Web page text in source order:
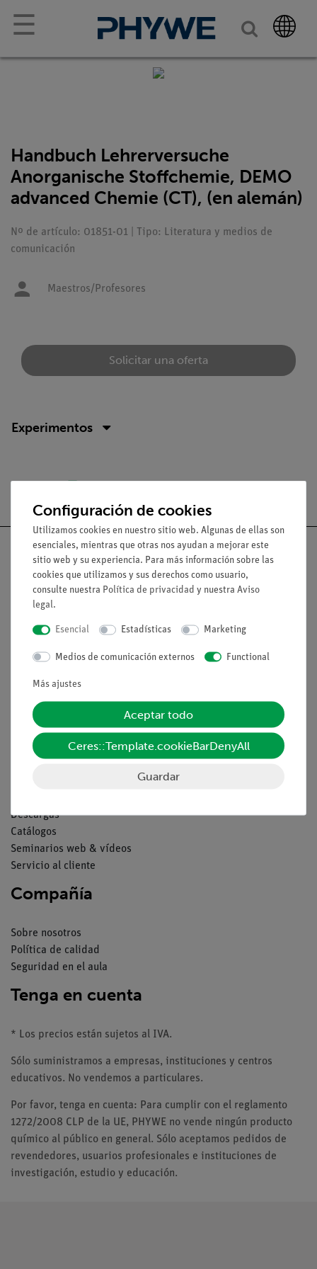
☰
Handbuch Lehrerversuche
Anorganische Stoffchemie, DEMO
advanced Chemie (CT), (en alemán)
Nº de artículo: 01851-01 | Tipo: Literatura y medios de
comunicación
Maestros/Profesores
Solicitar una oferta
Experimentos
Nach oben
Aviso lega
Contacto
Declaración de privacidad
Pie de imprenta
Servicio
Descargas
Catálogos
Seminarios web & vídeos
Servicio al cliente
Compañía
Sobre nosotros
Política de calidad
Seguridad en el aula
Tenga en cuenta
* Los precios están sujetos al IVA.
Sólo suministramos a empresas, instituciones y centros
educativos. No vendemos a particulares.
Por favor, tenga en cuenta: Para cumplir con el reglamento
1272/2008 CLP de la UE, PHYWE no vende ningún producto
químico al público en general. Sólo aceptamos pedidos de
revendedores, usuarios profesionales e instituciones de
investigación, estudio y educación.
Configuración de cookies
Utilizamos cookies en nuestro sitio web. Algunas de ellas son
esenciales, mientras que otras nos ayudan a mejorar este
sitio web y su experiencia. Para más información sobre las
cookies que utilizamos y sus derechos como usuario,
consulte nuestra Política de privacidad y nuestra Aviso
legal.
Esencial Estadísticas Marketing
Medios de comunicación externos Functional
Más ajustes
Aceptar todo
Ceres::Template.cookieBarDenyAll
Guardar